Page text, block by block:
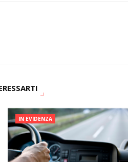
IN EVIDENZA